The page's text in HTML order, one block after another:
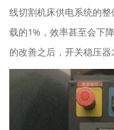
线切割机床供电系统的
载的1%，效率甚至会下
的改善之后，开关稳压器